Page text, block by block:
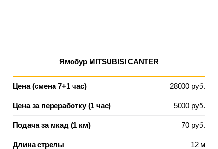
Ямобур MITSUBISI CANTER
Цена (смена 7+1 час) 28000 руб.
Цена за переработку (1 час) 5000 руб.
Подача за мкад (1 км) 70 руб.
Длина стрелы 12 м